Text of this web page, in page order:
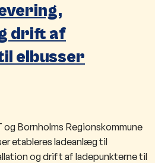
drift af
elbusser
Bornholms Regionskommune
etableres ladeanlæg til
og drift af ladepunkterne til